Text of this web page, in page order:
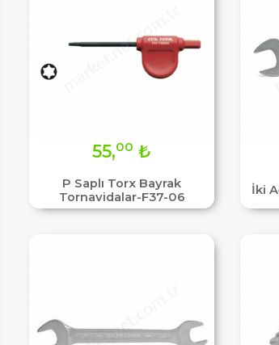
P Saplı Torx Bayrak
Tornavidalar-F37-06
55,00 ₺
İki